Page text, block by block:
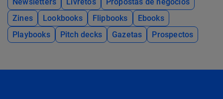
Zines
Lookbooks Flipbooks
Ebooks
Playbooks
Pitch decks Gazetas Prospectos